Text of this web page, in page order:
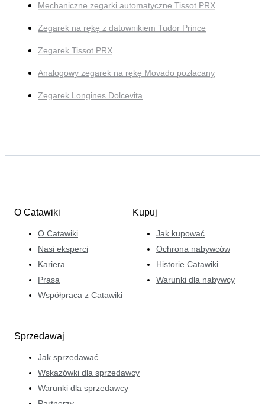
Mechaniczne zegarki automatyczne Tissot PRX
Zegarek na rękę z datownikiem Tudor Prince
Zegarek Tissot PRX
Analogowy zegarek na rękę Movado pozłacany
Zegarek Longines Dolcevita
O Catawiki
O Catawiki
Nasi eksperci
Kariera
Prasa
Współpraca z Catawiki
Kupuj
Jak kupować
Ochrona nabywców
Historie Catawiki
Warunki dla nabywcy
Sprzedawaj
Jak sprzedawać
Wskazówki dla sprzedawcy
Warunki dla sprzedawcy